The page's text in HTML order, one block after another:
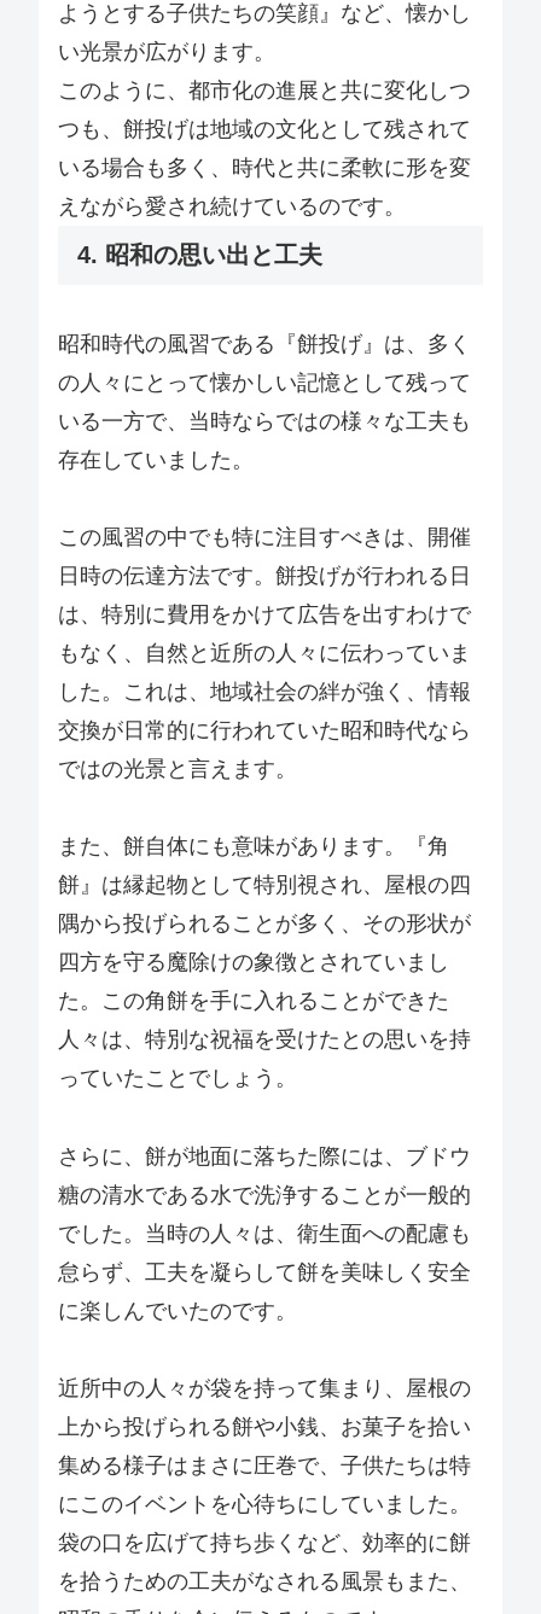
ようとする子供たちの笑顔』など、懐かし
い光景が広がります。
このように、都市化の進展と共に変化しつ
つも、餅投げは地域の文化として残されて
いる場合も多く、時代と共に柔軟に形を変
えながら愛され続けているのです。
4. 昭和の思い出と工夫
昭和時代の風習である『餅投げ』は、多く
の人々にとって懐かしい記憶として残って
いる一方で、当時ならではの様々な工夫も
存在していました。
この風習の中でも特に注目すべきは、開催
日時の伝達方法です。餅投げが行われる日
は、特別に費用をかけて広告を出すわけで
もなく、自然と近所の人々に伝わっていま
した。これは、地域社会の絆が強く、情報
交換が日常的に行われていた昭和時代なら
ではの光景と言えます。
また、餅自体にも意味があります。『角
餅』は縁起物として特別視され、屋根の四
隅から投げられることが多く、その形状が
四方を守る魔除けの象徴とされていまし
た。この角餅を手に入れることができた
人々は、特別な祝福を受けたとの思いを持
っていたことでしょう。
さらに、餅が地面に落ちた際には、ブドウ
糖の清水である水で洗浄することが一般的
でした。当時の人々は、衛生面への配慮も
怠らず、工夫を凝らして餅を美味しく安全
に楽しんでいたのです。
近所中の人々が袋を持って集まり、屋根の
上から投げられる餅や小銭、お菓子を拾い
集める様子はまさに圧巻で、子供たちは特
にこのイベントを心待ちにしていました。
袋の口を広げて持ち歩くなど、効率的に餅
を拾うための工夫がなされる風景もまた、